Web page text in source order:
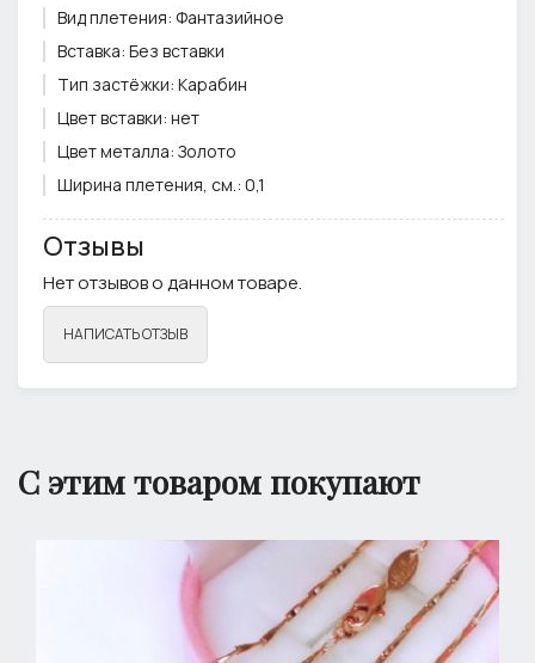
Вид плетения: Фантазийное
Вставка: Без вставки
Тип застёжки: Карабин
Цвет вставки: нет
Цвет металла: Золото
Ширина плетения, см.: 0,1
Примечание: Фурнитура может отличаться от фото
Отзывы
Нет отзывов о данном товаре.
НАПИСАТЬ ОТЗЫВ
С этим товаром покупают